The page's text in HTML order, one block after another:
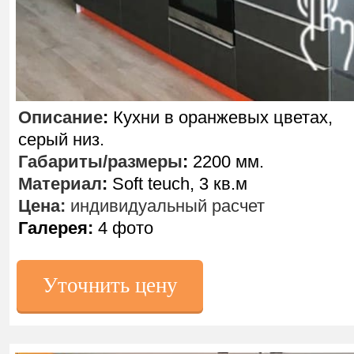
Описание: Кухни в оранжевых цветах,
серый низ.
Габариты/размеры: 2200 мм.
Материал: Soft teuch, 3 кв.м
Цена: индивидуальный расчет
Галерея: 4 фото
Уточнить цену